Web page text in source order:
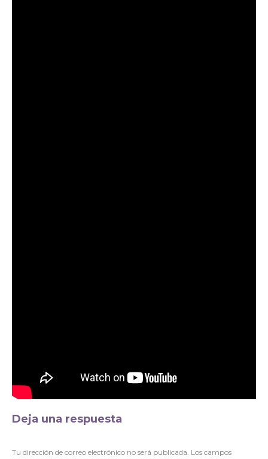
Deja una respuesta
Tu dirección de correo electrónico no será publicada. Los campos